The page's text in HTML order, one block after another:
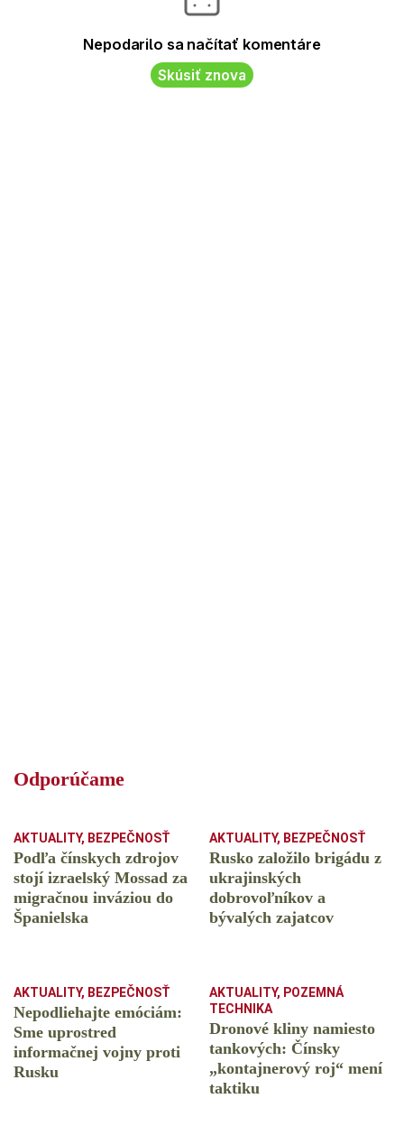
Odporúčame
AKTUALITY, BEZPEČNOSŤ
Podľa čínskych zdrojov
stojí izraelský Mossad za
migračnou inváziou do
Španielska
AKTUALITY, BEZPEČNOSŤ
Rusko založilo brigádu z
ukrajinských
dobrovoľníkov a
bývalých zajatcov
AKTUALITY, BEZPEČNOSŤ
Nepodliehajte emóciám:
Sme uprostred
informačnej vojny proti
Rusku
AKTUALITY, POZEMNÁ
TECHNIKA
Dronové kliny namiesto
tankových: Čínsky
️„kontajnerový roj“ mení
taktiku